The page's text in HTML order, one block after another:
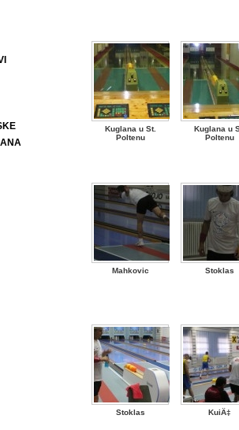
Kuglana u St.
Poltenu
Kuglana u
Poltenu
Mahkovic Stoklas
Stoklas KuiÄ‡